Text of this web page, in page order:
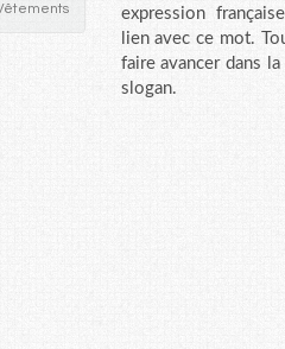
expression
lien avec ce mot.
faire avancer dans
slogan.